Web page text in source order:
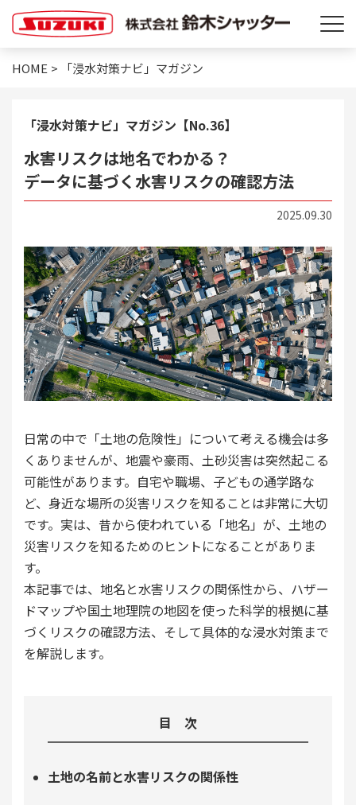
HOME > 「浸水対策ナビ」マガジン
「浸水対策ナビ」マガジン【No.36】
水害リスクは地名でわかる？
データに基づく水害リスクの確認方法
2025.09.30
日常の中で「土地の危険性」について考える機会は多
くありませんが、地震や豪雨、土砂災害は突然起こる
可能性があります。自宅や職場、子どもの通学路な
ど、身近な場所の災害リスクを知ることは非常に大切
です。実は、昔から使われている「地名」が、土地の
災害リスクを知るためのヒントになることがありま
す。
本記事では、地名と水害リスクの関係性から、ハザー
ドマップや国土地理院の地図を使った科学的根拠に基
づくリスクの確認方法、そして具体的な浸水対策まで
を解説します。
目 次
土地の名前と水害リスクの関係性